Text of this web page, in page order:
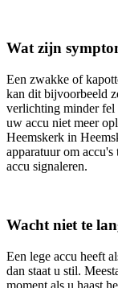
Wat zijn
Een zwakke of
kan dit bijvoorbeeld
verlichting minder fel
uw accu niet meer
Heemskerk in
apparatuur om
accu signaleren.
Wacht niet te
Een lege accu heeft
dan staat u stil.
moment als u haast